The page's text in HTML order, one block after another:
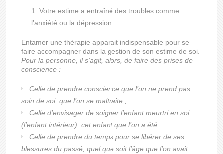
Votre estime a entraîné des troubles comme
l’anxiété ou la dépression.
Entamer une thérapie apparait indispensable pour se
faire accompagner dans la gestion de son estime de soi.
Pour la personne, il s’agit, alors, de faire des prises de
conscience :
Celle de prendre conscience que l’on ne prend pas
soin de soi, que l’on se maltraite ;
Celle d’envisager de soigner l’enfant meurtri en soi
(l’enfant intérieur), cet enfant que l’on a été,
Celle de prendre du temps pour se libérer de ses
blessures du passé, quel que soit l’âge que l’on avait